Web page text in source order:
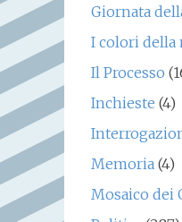
Giornata
I colori della
Il Processo
Inchieste (4)
Memoria(4)
Mosaico dei